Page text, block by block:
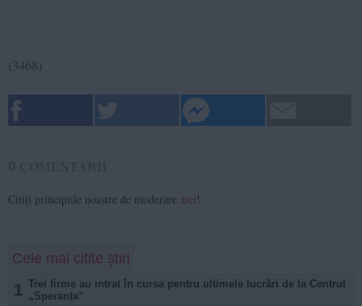
(3468)
Citiți principiile noastre de moderare aici!
Cele mai citite știri
1 Trei firme au intrat în cursa pentru ultimele lucrări de la Centrul
„Speranța”